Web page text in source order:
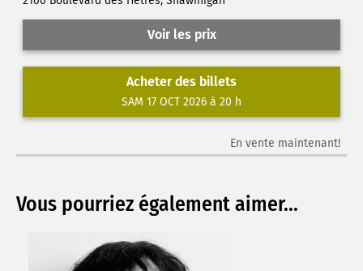
Voir les prix
Acheter des billets
SAM 17 OCT 2026 à 20 h
En vente maintenant!
Vous pourriez également aimer...